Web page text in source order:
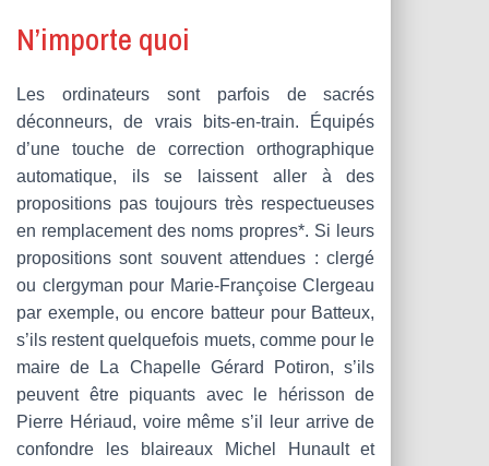
N’importe quoi
Les ordinateurs sont parfois de sacrés
déconneurs, de vrais bits-en-train. Équipés
d’une touche de correction orthographique
automatique, ils se laissent aller à des
propositions pas toujours très respectueuses
en remplacement des noms propres*. Si leurs
propositions sont souvent attendues : clergé
ou clergyman pour Marie-Françoise Clergeau
par exemple, ou encore batteur pour Batteux,
s’ils restent quelquefois muets, comme pour le
maire de La Chapelle Gérard Potiron, s’ils
peuvent être piquants avec le hérisson de
Pierre Hériaud, voire même s’il leur arrive de
confondre les blaireaux Michel Hunault et